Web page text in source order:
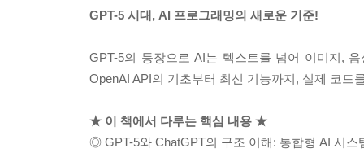
__파인튜닝 기법
__파인튜닝 이용 요금
8-2 지도 파인튜닝
__학습 데이터 형식
__학습 데이터 준비
GPT-5 시대, AI 프로그래밍의 새로운 기준!
GPT-5의 등장으로 AI는 텍스트를 넘어 이미지,
OpenAI API의 기초부터 최신 기능까지, 실제 코드
★ 이 책에서 다루는 핵심 내용 ★
◎ GPT-5와 ChatGPT의 구조 이해: 통합형 AI 시스